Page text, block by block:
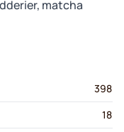
matcha
398
18